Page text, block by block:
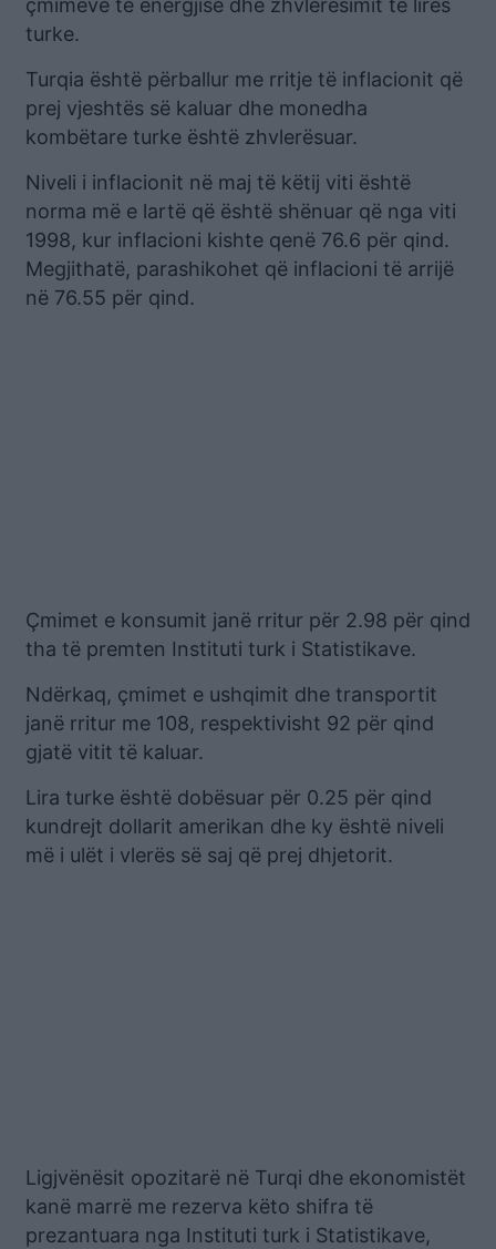
çmimeve të energjisë dhe zhvlerësimit të lirës
turke.
Turqia është përballur me rritje të inflacionit që
prej vjeshtës së kaluar dhe monedha
kombëtare turke është zhvlerësuar.
Niveli i inflacionit në maj të këtij viti është
norma më e lartë që është shënuar që nga viti
1998, kur inflacioni kishte qenë 76.6 për qind.
Megjithatë, parashikohet që inflacioni të arrijë
në 76.55 për qind.
Çmimet e konsumit janë rritur për 2.98 për qind
tha të premten Instituti turk i Statistikave.
Ndërkaq, çmimet e ushqimit dhe transportit
janë rritur me 108, respektivisht 92 për qind
gjatë vitit të kaluar.
Lira turke është dobësuar për 0.25 për qind
kundrejt dollarit amerikan dhe ky është niveli
më i ulët i vlerës së saj që prej dhjetorit.
Ligjvënësit opozitarë në Turqi dhe ekonomistët
kanë marrë me rezerva këto shifra të
prezantuara nga Instituti turk i Statistikave,